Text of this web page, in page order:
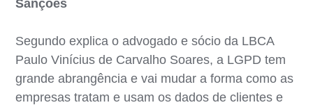
Sanções
Segundo explica o advogado e sócio da LBCA
Paulo Vinícius de Carvalho Soares, a LGPD tem
grande abrangência e vai mudar a forma como as
empresas tratam e usam os dados de clientes e